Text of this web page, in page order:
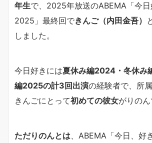
年生で、2025年放送のABEMA「今
2025」最終回できんご（内田金吾）
しました。
今日好きには夏休み編2024・冬休み
編2025の計3回出演の経験者で、所
きんごにとって初めての彼女がりのん
ただりのんとは、ABEMA「今日、好